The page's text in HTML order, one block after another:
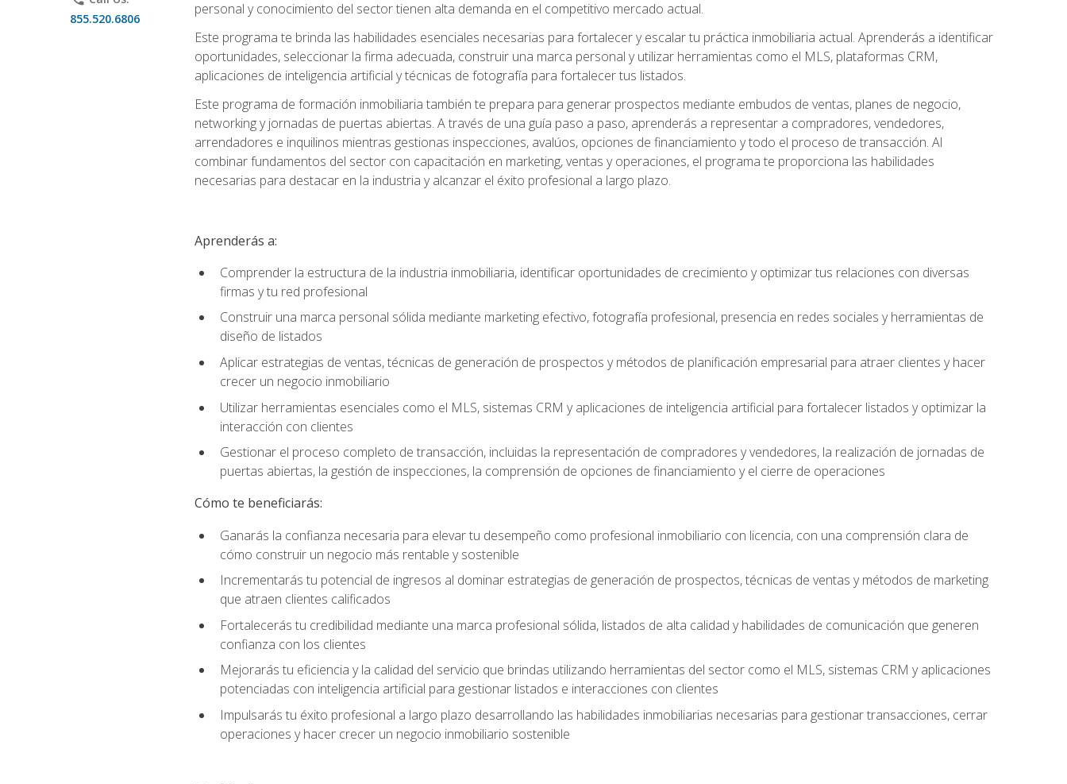
855.520.6806
personal y conocimiento del sector tienen alta demanda en el competitivo mercado actual.
Este programa te brinda las habilidades esenciales necesarias para fortalecer y escalar tu práctica inmobiliaria actual. Aprenderás a identificar
oportunidades, seleccionar la firma adecuada, construir una marca personal y utilizar herramientas como el MLS, plataformas CRM,
aplicaciones de inteligencia artificial y técnicas de fotografía para fortalecer tus listados.
Este programa de formación inmobiliaria también te prepara para generar prospectos mediante embudos de ventas, planes de negocio,
networking y jornadas de puertas abiertas. A través de una guía paso a paso, aprenderás a representar a compradores, vendedores,
arrendadores e inquilinos mientras gestionas inspecciones, avalúos, opciones de financiamiento y todo el proceso de transacción. Al
combinar fundamentos del sector con capacitación en marketing, ventas y operaciones, el programa te proporciona las habilidades
necesarias para destacar en la industria y alcanzar el éxito profesional a largo plazo.
Aprenderás a:
Comprender la estructura de la industria inmobiliaria, identificar oportunidades de crecimiento y optimizar tus relaciones con diversas
firmas y tu red profesional
Construir una marca personal sólida mediante marketing efectivo, fotografía profesional, presencia en redes sociales y herramientas de
diseño de listados
Aplicar estrategias de ventas, técnicas de generación de prospectos y métodos de planificación empresarial para atraer clientes y hacer
crecer un negocio inmobiliario
Utilizar herramientas esenciales como el MLS, sistemas CRM y aplicaciones de inteligencia artificial para fortalecer listados y optimizar la
interacción con clientes
Gestionar el proceso completo de transacción, incluidas la representación de compradores y vendedores, la realización de jornadas de
puertas abiertas, la gestión de inspecciones, la comprensión de opciones de financiamiento y el cierre de operaciones
Cómo te beneficiarás:
Ganarás la confianza necesaria para elevar tu desempeño como profesional inmobiliario con licencia, con una comprensión clara de
cómo construir un negocio más rentable y sostenible
Incrementarás tu potencial de ingresos al dominar estrategias de generación de prospectos, técnicas de ventas y métodos de marketing
que atraen clientes calificados
Fortalecerás tu credibilidad mediante una marca profesional sólida, listados de alta calidad y habilidades de comunicación que generen
confianza con los clientes
Mejorarás tu eficiencia y la calidad del servicio que brindas utilizando herramientas del sector como el MLS, sistemas CRM y aplicaciones
potenciadas con inteligencia artificial para gestionar listados e interacciones con clientes
Impulsarás tu éxito profesional a largo plazo desarrollando las habilidades inmobiliarias necesarias para gestionar transacciones, cerrar
operaciones y hacer crecer un negocio inmobiliario sostenible